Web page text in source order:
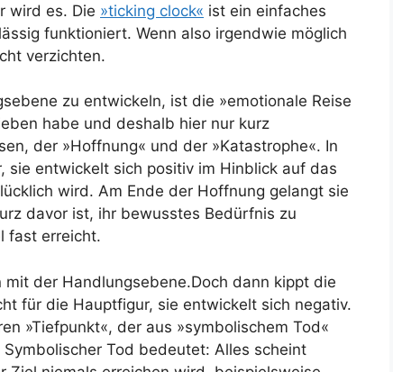
wird es. Die »ticking clock« ist ein einfaches
funktioniert. Wenn also irgendwie möglich
verzichten.
zu entwickeln, ist die »emotionale Reise
habe und deshalb hier nur kurz
der »Hoffnung« und der »Katastrophe«. In
entwickelt sich positiv im Hinblick auf das
wird. Am Ende der Hoffnung gelangt sie
davor ist, ihr bewusstes Bedürfnis zu
fast erreicht.
der Handlungsebene.Doch dann kippt die
für die Hauptfigur, sie entwickelt sich negativ.
»Tiefpunkt«, der aus »symbolischem Tod«
Tod bedeutet: Alles scheint